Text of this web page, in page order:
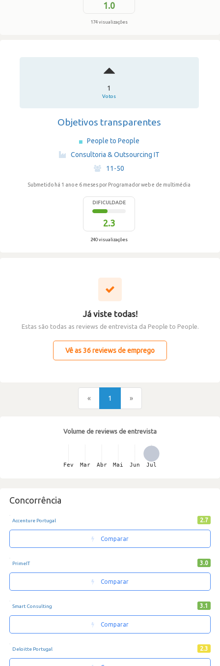
1.0
174 visualizações
1
Votos
Objetivos transparentes
People to People
·
Consultoria & Outsourcing IT
·
11-50
Submetido há 1 ano e 6 meses por Programador web e de multimédia
DIFICULDADE
2.3
240 visualizações
Já viste todas!
Estas são todas as reviews de entrevista da People to People.
Vê as 36 reviews de emprego
« 1 »
Volume de reviews de entrevista
Concorrência
Accenture Portugal 2.7
Comparar
PrimeIT 3.0
Comparar
Smart Consulting 3.1
Comparar
Deloitte Portugal 2.3